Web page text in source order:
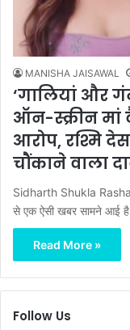
MANISHA JAISAWAL
‘गालियां और
ऑन-स्क्रीन मां
आरोप, रश्मि
चौंकाने वाला
Sidharth Shukla
से एक ऐसी खबर सामने आई
Read More »
Follow Us